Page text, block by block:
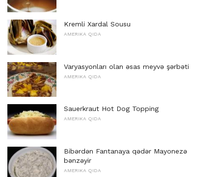
Kremli Xardal Sousu
AMERIKA QIDA
Varyasyonları olan əsas meyvə şərbəti
AMERIKA QIDA
Sauerkraut Hot Dog Topping
AMERIKA QIDA
Bibərdən Fantanaya qədər Mayonezə
bənzəyir
AMERIKA QIDA